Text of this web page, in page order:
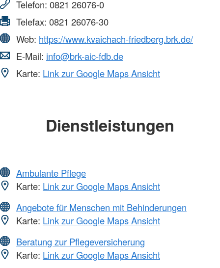
Telefon: 0821 26076-0
Telefax: 0821 26076-30
Web: https://www.kvaichach-friedberg.brk.de/
E-Mail: info@brk-aic-fdb.de
Karte: Link zur Google Maps Ansicht
Dienstleistungen
Ambulante Pflege
Karte: Link zur Google Maps Ansicht
Angebote für Menschen mit Behinderungen
Karte: Link zur Google Maps Ansicht
Beratung zur Pflegeversicherung
Karte: Link zur Google Maps Ansicht